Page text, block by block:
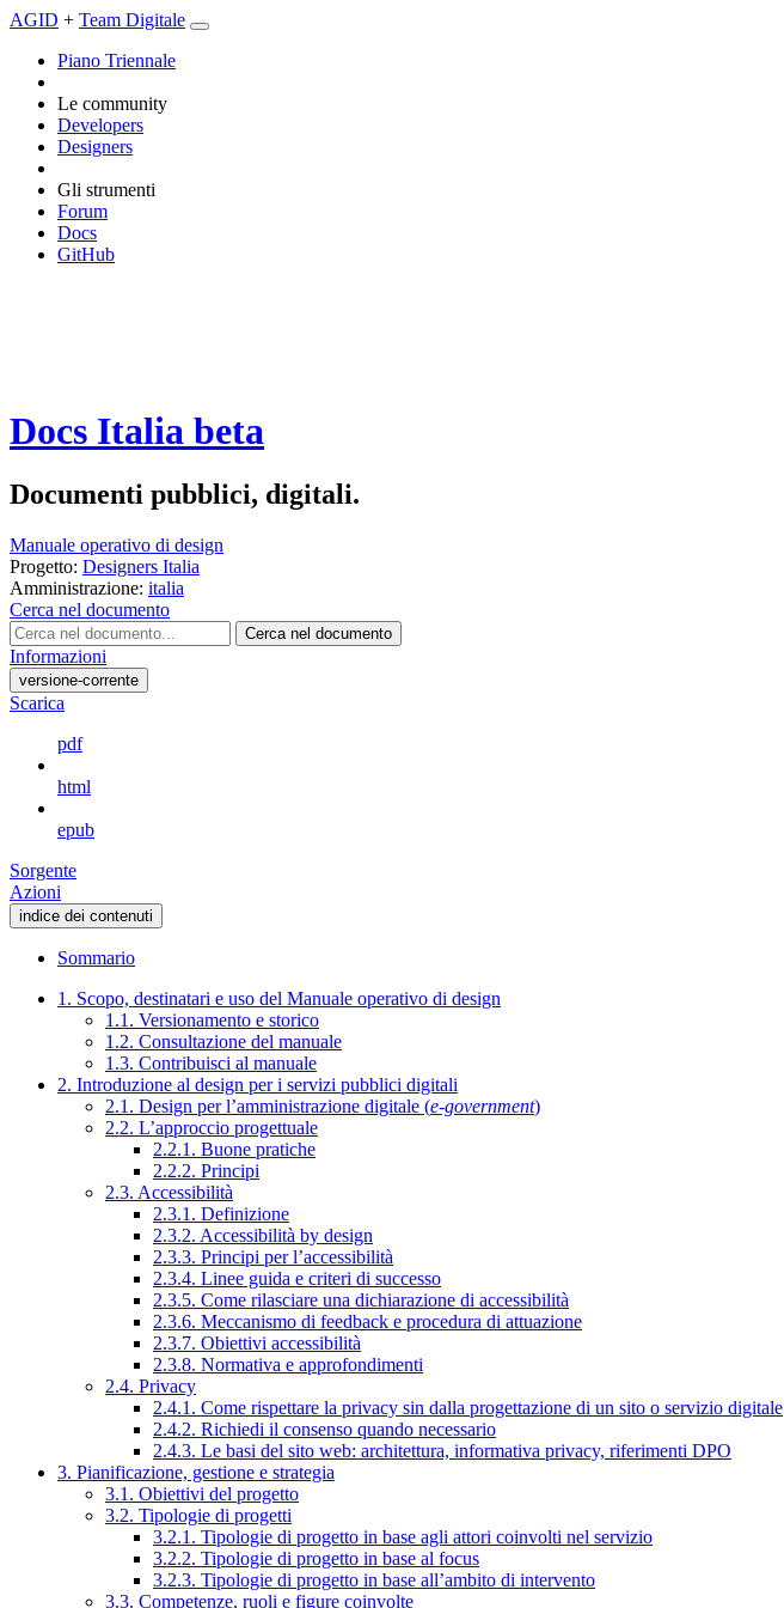
AGID + Team Digitale
Piano Triennale
Le community
Developers
Designers
Gli strumenti
Forum
Docs
GitHub
Docs Italia beta
Documenti pubblici, digitali.
Manuale operativo di design
Progetto: Designers Italia
Amministrazione: italia
Cerca nel documento
Cerca nel documento
Informazioni
versione-corrente
Scarica
pdf
html
epub
Sorgente
Azioni
indice dei contenuti
Sommario
1. Scopo, destinatari e uso del Manuale operativo di design
1.1. Versionamento e storico
1.2. Consultazione del manuale
1.3. Contribuisci al manuale
2. Introduzione al design per i servizi pubblici digitali
2.1. Design per l’amministrazione digitale (e-government)
2.2. L’approccio progettuale
2.2.1. Buone pratiche
2.2.2. Principi
2.3. Accessibilità
2.3.1. Definizione
2.3.2. Accessibilità by design
2.3.3. Principi per l’accessibilità
2.3.4. Linee guida e criteri di successo
2.3.5. Come rilasciare una dichiarazione di accessibilità
2.3.6. Meccanismo di feedback e procedura di attuazione
2.3.7. Obiettivi accessibilità
2.3.8. Normativa e approfondimenti
2.4. Privacy
2.4.1. Come rispettare la privacy sin dalla progettazione di un sito o servizio digitale
2.4.2. Richiedi il consenso quando necessario
2.4.3. Le basi del sito web: architettura, informativa privacy, riferimenti DPO
3. Pianificazione, gestione e strategia
3.1. Obiettivi del progetto
3.2. Tipologie di progetti
3.2.1. Tipologie di progetto in base agli attori coinvolti nel servizio
3.2.2. Tipologie di progetto in base al focus
3.2.3. Tipologie di progetto in base all’ambito di intervento
3.3. Competenze, ruoli e figure coinvolte